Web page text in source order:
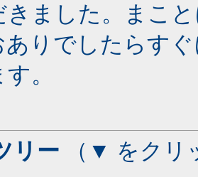
きました。まこ
ありでしたらす
。
リー （▼ をクリ